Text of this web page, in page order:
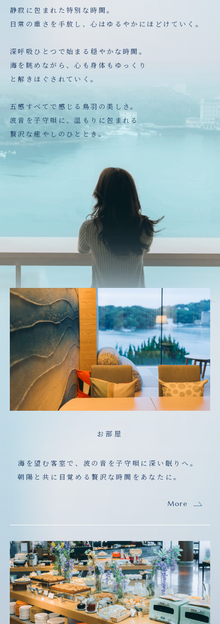
静寂に包まれた特別な時間。
日常の重さを手放し、心はゆるやかにほどけていく。
深呼吸ひとつで始まる穏やかな時間。
海を眺めながら、心も身体もゆっくり
と解きほぐされていく。
五感すべてで感じる鳥羽の美しさ。
波音を子守唄に、温もりに包まれる
贅沢な癒やしのひととき。
お部屋
海を望む客室で、波の音を子守唄に深い眠りへ。
朝陽と共に目覚める贅沢な時間をあなたに。
More